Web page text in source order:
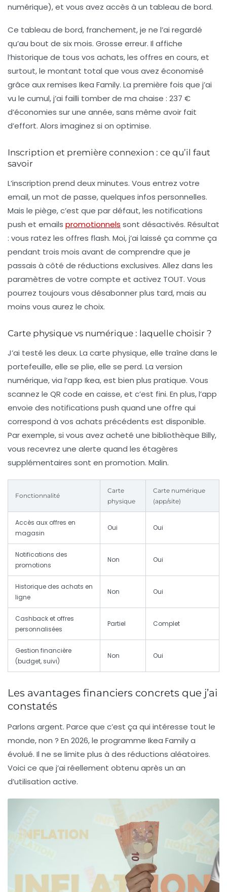
numérique), et vous avez accès à un tableau de bord.
Ce tableau de bord, franchement, je ne l’ai regardé
qu’au bout de six mois. Grosse erreur. Il affiche
l’historique de tous vos achats, les offres en cours, et
surtout, le montant total que vous avez économisé
grâce aux remises Ikea Family. La première fois que j’ai
vu le cumul, j’ai failli tomber de ma chaise : 237 €
d’économies sur une année, sans même avoir fait
d’effort. Alors imaginez si on optimise.
Inscription et première connexion : ce qu’il faut
savoir
L’inscription prend deux minutes. Vous entrez votre
email, un mot de passe, quelques infos personnelles.
Mais le piège, c’est que par défaut, les notifications
push et emails promotionnels sont désactivés. Résultat
: vous ratez les offres flash. Moi, j’ai laissé ça comme ça
pendant trois mois avant de comprendre que je
passais à côté de réductions exclusives. Allez dans les
paramètres de votre compte et activez TOUT. Vous
pourrez toujours vous désabonner plus tard, mais au
moins vous aurez le choix.
Carte physique vs numérique : laquelle choisir ?
J’ai testé les deux. La carte physique, elle traîne dans le
portefeuille, elle se plie, elle se perd. La version
numérique, via l’app Ikea, est bien plus pratique. Vous
scannez le QR code en caisse, et c’est fini. En plus, l’app
envoie des notifications push quand une offre qui
correspond à vos achats précédents est disponible.
Par exemple, si vous avez acheté une bibliothèque Billy,
vous recevrez une alerte quand les étagères
supplémentaires sont en promotion. Malin.
Fonctionnalité
Carte
physique
Carte numérique
(app/site)
Accès aux offres en
magasin
Oui Oui
Notifications des
promotions
Non Oui
Historique des achats en
ligne
Non Oui
Cashback et offres
personnalisées
Partiel Complet
Gestion financière
(budget, suivi)
Non Oui
Les avantages financiers concrets que j’ai
constatés
Parlons argent. Parce que c’est ça qui intéresse tout le
monde, non ? En 2026, le programme Ikea Family a
évolué. Il ne se limite plus à des réductions aléatoires.
Voici ce que j’ai réellement obtenu après un an
d’utilisation active.